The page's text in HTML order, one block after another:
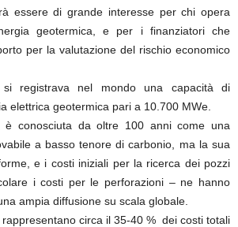
essere di grande interesse per chi opera
geotermica, e per i finanziatori che
per la valutazione del rischio economico
registrava nel mondo una capacità di
elettrica geotermica pari a 10.700 MWe.
è conosciuta da oltre 100 anni come una
a basso tenore di carbonio, ma la sua
e i costi iniziali per la ricerca dei pozzi
i costi per le perforazioni – ne hanno
ampia diffusione su scala globale.
circa il 35-40 % dei costi totali